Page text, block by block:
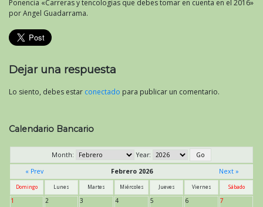
Ponencia «Carreras y tencologias que debes tomar en cuenta en el 2016»
por Angel Guadarrama.
Dejar una respuesta
Lo siento, debes estar conectado para publicar un comentario.
Calendario Bancario
Month:
Year:
« Prev
Febrero 2026 Next »
Domingo Lunes Martes Miércoles Jueves Viernes Sábado
1 2 3 4 5 6 7